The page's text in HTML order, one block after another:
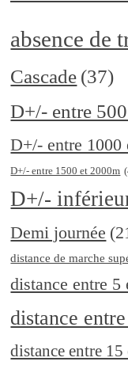
absence de
Cascade (37)
D+/- entre
D+/- entre 1000
D+/- entre 1500 et 2000m
D+/-
Demi journée
distance de marche
distance entre 5
distance
distance entre